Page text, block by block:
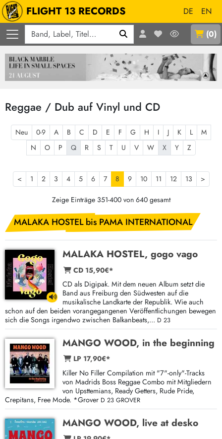
FLIGHT 13 RECORDS DE
EN
(0)
Reggae / Dub auf Vinyl und CD
Neu 0-9 A B C D E F G H I J K L
M
N
O P Q R S T U V W X Y Z
< 1 2 3 4 5 6 7 8 9 10 11 12 13 >
Zeige Einträge 351-400 von 640 gesamt
MALAKA HOSTEL bis PAMA INTERNATIONAL
MALAKA HOSTEL, gogo vago
CD 15,90€*
CD als Digipak. Mit dem neuen Album setzt die
Band aus Freiburg den Südwesten auf die
musikalische Landkarte der Republik. Wie auch
schon auf den beiden vorangegangenen Veröffentlichungen bewegen
sich die Songs irgendwo zwischen Balkanbeats,... D 23
MANGO WOOD, in the beginning
LP 17,90€*
Killer No Filler Compilation mit "7"-only"-Tracks
von Madrids Boss Reggae Combo mit Mitgliedern
von Upsttemians, Ready Getters, Rude Pride,
Crepitans, Free Mode. *Grover D 23 GROVER
MANGO WOOD, live at desko